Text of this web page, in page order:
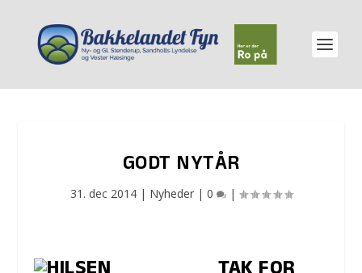
GODT NYTÅR
31. dec 2014| Nyheder| 0 |